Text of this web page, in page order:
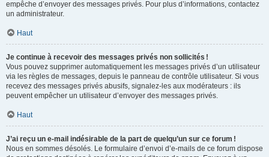
empêche d’envoyer des messages privés. Pour plus d’informations, contactez
un administrateur.
Haut
Je continue à recevoir des messages privés non sollicités !
Vous pouvez supprimer automatiquement les messages privés d’un utilisateur
via les règles de messages, depuis le panneau de contrôle utilisateur. Si vous
recevez des messages privés abusifs, signalez-les aux modérateurs : ils
peuvent empêcher un utilisateur d’envoyer des messages privés.
Haut
J’ai reçu un e-mail indésirable de la part de quelqu’un sur ce forum !
Nous en sommes désolés. Le formulaire d’envoi d’e-mails de ce forum dispose